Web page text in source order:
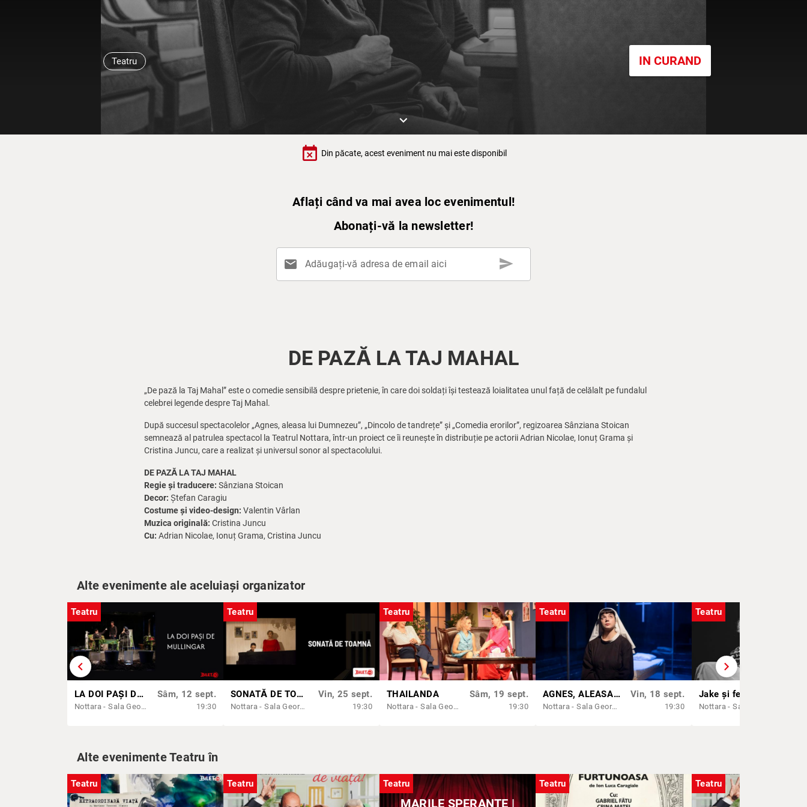
Teatru IN CURAND
keyboard_arrow_down
event_busy Din păcate, acest eveniment nu mai este disponibil
Aflați când va mai avea loc evenimentul!
Abonați-vă la newsletter!
mail Adăugați-vă adresa de email aici send
DE PAZĂ LA TAJ MAHAL
„De pază la Taj Mahal” este o comedie sensibilă despre prietenie, în care doi soldați își testează loialitatea unul față de celălalt pe fundalul
celebrei legende despre Taj Mahal.
După succesul spectacolelor „Agnes, aleasa lui Dumnezeu”, „Dincolo de tandrețe” și „Comedia erorilor”, regizoarea Sânziana Stoican
semnează al patrulea spectacol la Teatrul Nottara, într-un proiect ce îi reunește în distribuție pe actorii Adrian Nicolae, Ionuț Grama și
Cristina Juncu, care a realizat și universul sonor al spectacolului.
DE PAZĂ LA TAJ MAHAL
Regie și traducere: Sânziana Stoican
Decor: Ștefan Caragiu
Costume și video-design: Valentin Vârlan
Muzica originală: Cristina Juncu
Cu: Adrian Nicolae, Ionuț Grama, Cristina Juncu
Alte evenimente ale aceluiași organizator
chevron_left
Teatru
LA DOI PAȘI DE MULLINGAR
Nottara - Sala George Constantin
Sâm, 12 sept.
19:30
Teatru
SONATĂ DE TOAMNĂ
Nottara - Sala George Constantin
Vin, 25 sept.
19:30
Teatru
THAILANDA
Nottara - Sala George Constantin
Sâm, 19 sept.
19:30
Teatru
AGNES, ALEASA LUI DUMNEZEU
Nottara - Sala George Constantin
Vin, 18 sept.
19:30
Teatru
chevron_right
Alte evenimente Teatru în
Teatru Teatru Teatru
MARILE SPERANTE |
Teatru Teatru